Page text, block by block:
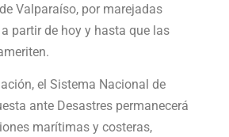
Valparaíso, por marejadas
partir de hoy y hasta que las
el Sistema Nacional de
ante Desastres permanecerá
marítimas y costeras,